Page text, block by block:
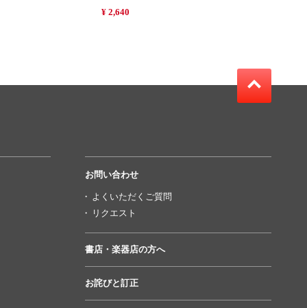
¥ 2,640
お問い合わせ
よくいただくご質問
リクエスト
書店・楽器店の方へ
お詫びと訂正